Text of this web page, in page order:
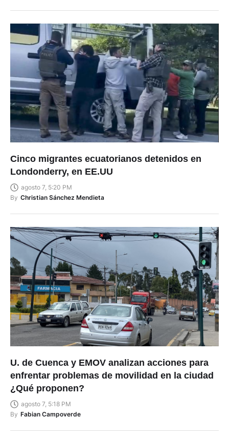
Cinco migrantes ecuatorianos detenidos en
Londonderry, en EE.UU
agosto 7, 5:20 PM
By Christian Sánchez Mendieta
U. de Cuenca y EMOV analizan acciones para
enfrentar problemas de movilidad en la ciudad
¿Qué proponen?
agosto 7, 5:18 PM
By Fabian Campoverde